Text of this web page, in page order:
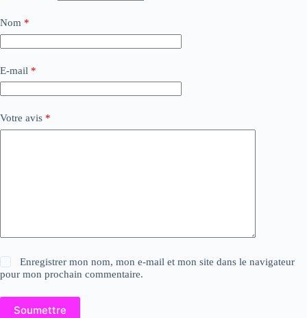
Nom *
E-mail *
Votre avis *
Enregistrer mon nom, mon e-mail et mon site dans le navigateur
pour mon prochain commentaire.
Soumettre